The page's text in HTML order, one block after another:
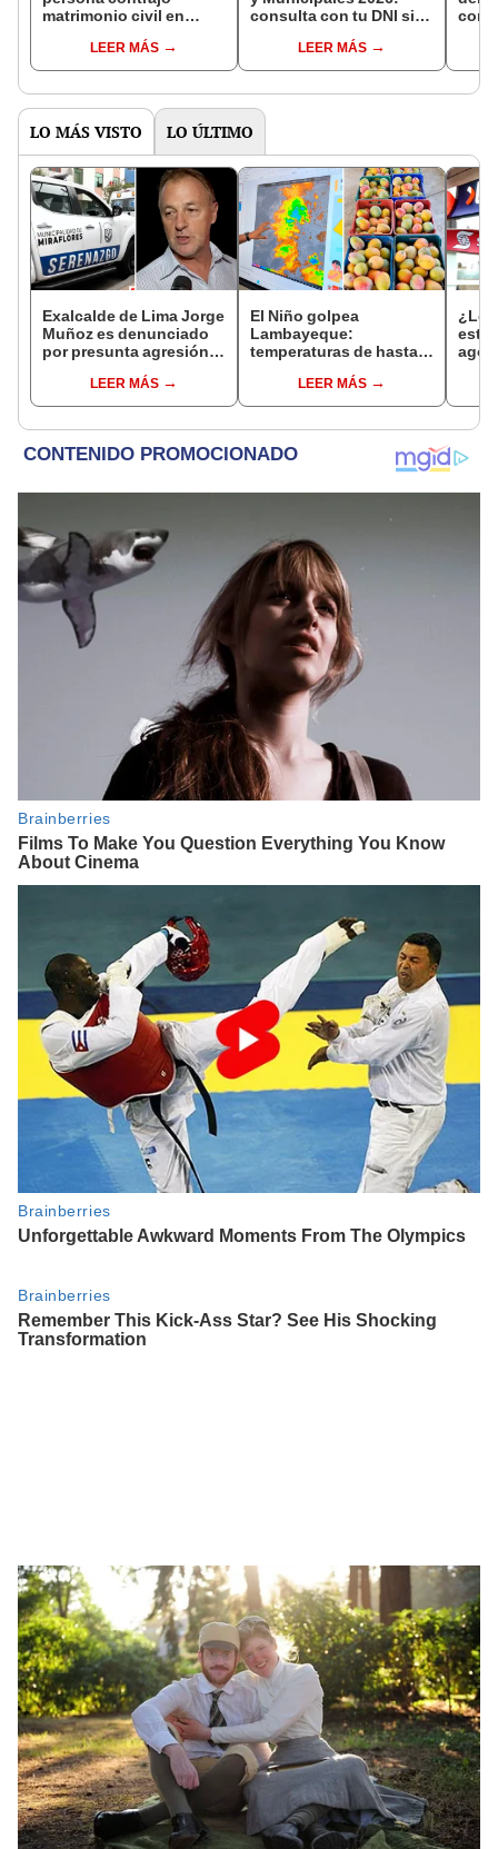
matrimonio civil en
LEER MÁS
consulta con tu DNI si
de mesa para este 4 de
octubre en el link oficial
LEER MÁS
con
LO MÁS VISTO LO ÚLTIMO
Exalcalde de Lima Jorge
Muñoz es denunciado
por presunta agresión
de Miraflores
LEER MÁS
El Niño golpea
Lambayeque:
temperaturas de hasta
producción de mango y
palta
LEER MÁS
este